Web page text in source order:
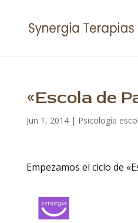
«Escola de
Jun 1, 2014| Psicología
Empezamos el ciclo de